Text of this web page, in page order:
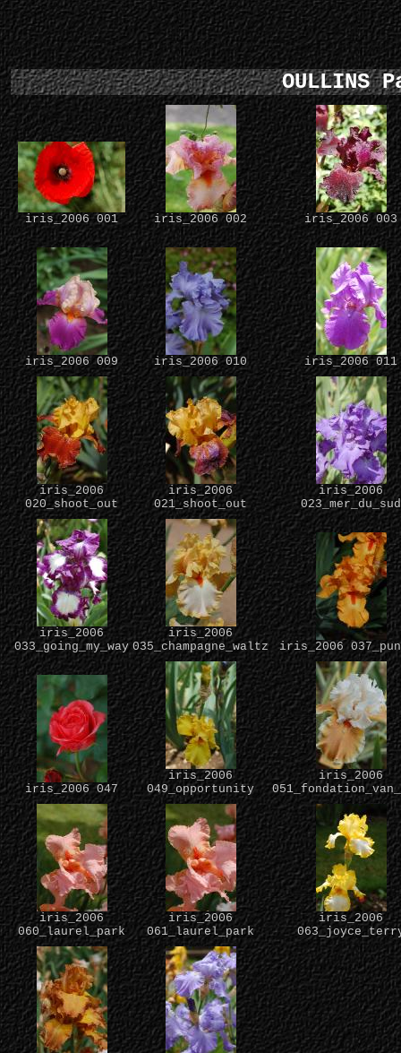
OULLINS
iris_2006 001 iris_2006 002 iris_2006 003
iris_2006 009 iris_2006 010 iris_2006 011
iris_2006
020_shoot_out
iris_2006
021_shoot_out
iris_2006
023_mer_du_sud
iris_2006
033_going_my_way
iris_2006
035_champagne_waltz
iris_2006
iris_2006 047
iris_2006
049_opportunity
iris_2006
iris_2006
060_laurel_park
iris_2006
061_laurel_park
iris_2006